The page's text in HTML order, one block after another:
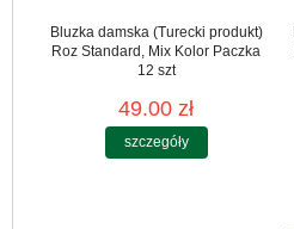
Bluzka damska (Turecki produkt)
Roz Standard, Mix Kolor Paczka
12 szt
49.00 zł
szczegóły